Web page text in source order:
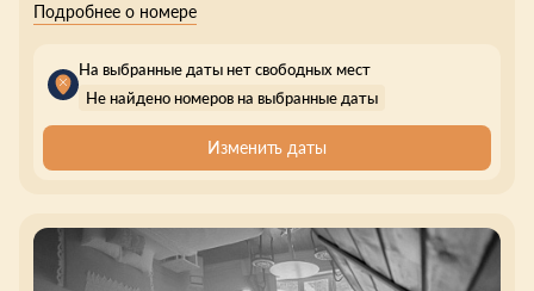
Подробнее о номере
На выбранные даты нет свободных мест
Не найдено номеров на выбранные даты
Изменить даты